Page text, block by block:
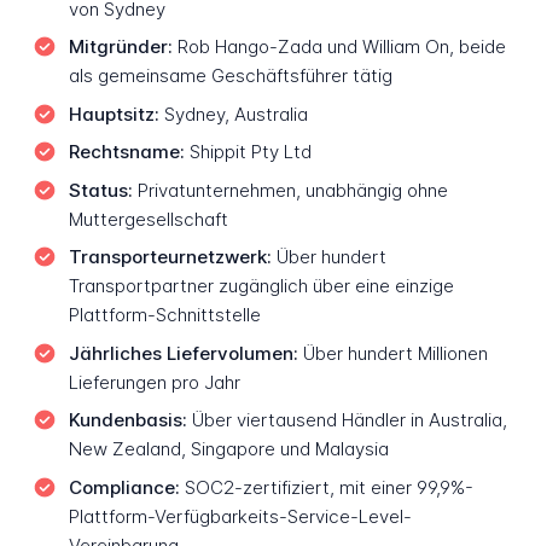
von Sydney
Mitgründer: Rob Hango-Zada und William On, beide
als gemeinsame Geschäftsführer tätig
Hauptsitz: Sydney, Australia
Rechtsname: Shippit Pty Ltd
Status: Privatunternehmen, unabhängig ohne
Muttergesellschaft
Transporteurnetzwerk: Über hundert
Transportpartner zugänglich über eine einzige
Plattform-Schnittstelle
Jährliches Liefervolumen: Über hundert Millionen
Lieferungen pro Jahr
Kundenbasis: Über viertausend Händler in Australia,
New Zealand, Singapore und Malaysia
Compliance: SOC2-zertifiziert, mit einer 99,9%-
Plattform-Verfügbarkeits-Service-Level-